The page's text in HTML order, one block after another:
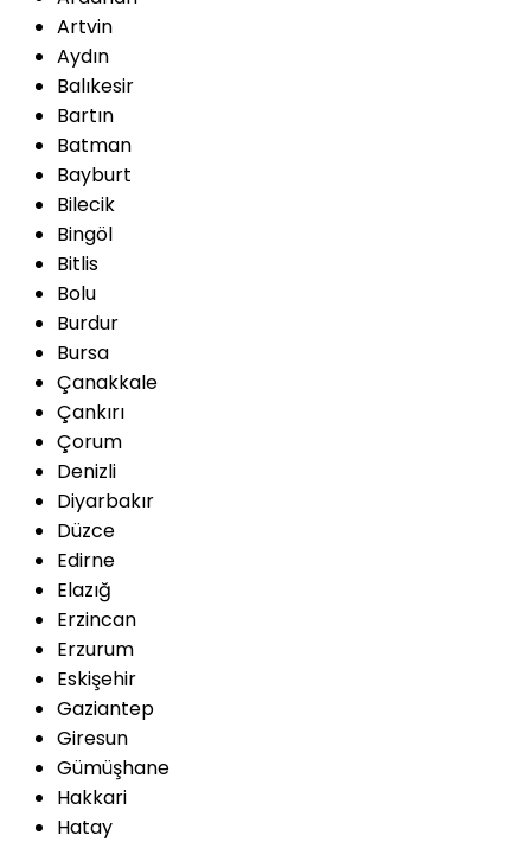
Artvin
Aydın
Balıkesir
Bartın
Batman
Bayburt
Bilecik
Bingöl
Bitlis
Bolu
Burdur
Bursa
Çanakkale
Çankırı
Çorum
Denizli
Diyarbakır
Düzce
Edirne
Elazığ
Erzincan
Erzurum
Eskişehir
Gaziantep
Giresun
Gümüşhane
Hakkari
Hatay